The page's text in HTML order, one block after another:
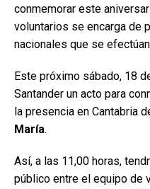
conmemorar este
voluntarios se encarga de
nacionales que se
Este próximo sábado, 18
Santander un acto para
la presencia en Cantabria
María.
Así, a las 11,00 horas,
público entre el equipo de